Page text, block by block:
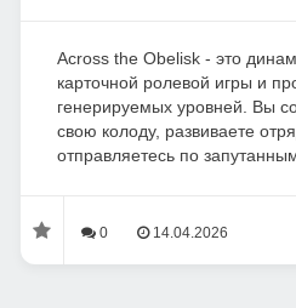
Across the Obelisk - это
карточной ролевой игры и
генерируемых уровней. Вы
свою колоду, развиваете
отправляетесь по
0 14.04.2026